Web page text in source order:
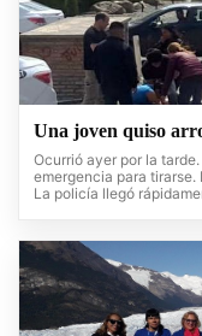
Una joven quiso
Ocurrió ayer por la
emergencia para
La policía llegó